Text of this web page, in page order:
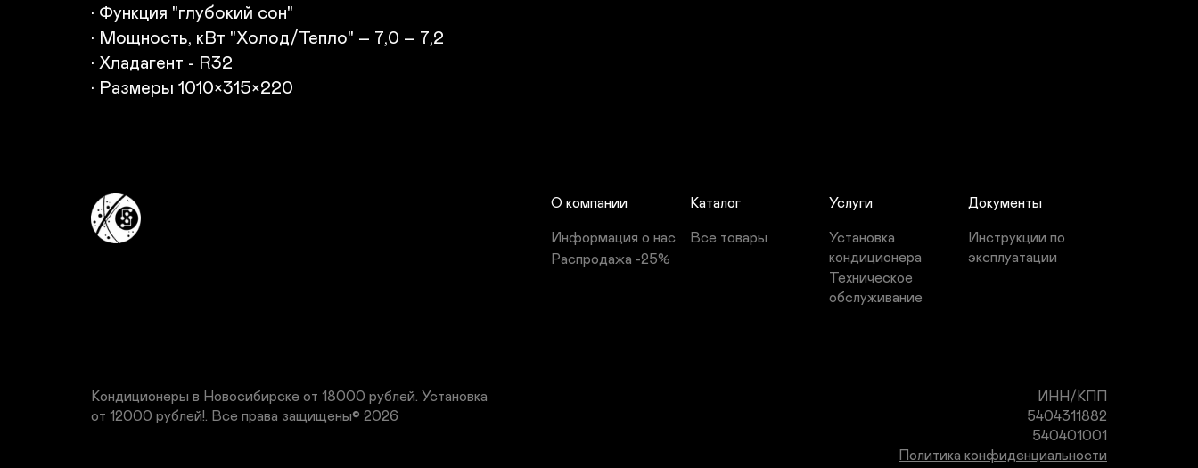
• Функция "глубокий сон"
• Мощность, кВт "Холод/Тепло" – 7,0 – 7,2
• Хладагент - R32
• Размеры 1010×315×220
О компании
Информация о нас
Распродажа -25%
Каталог
Все товары
Услуги
Установка
кондиционера
Техническое
обслуживание
Документы
Инструкции по
эксплуатации
Кондиционеры в Новосибирске от 18000 рублей. Установка
от 12000 рублей!. Все права защищены© 2026
ИНН/КПП
5404311882
540401001
Политика конфиденциальности